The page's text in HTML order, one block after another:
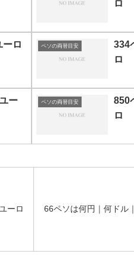
ロ
ーロ ペソの両替目安
334
ロ
ー
ペソの両替目安
850
ロ
ーロ 66ペソは何円｜何ドル